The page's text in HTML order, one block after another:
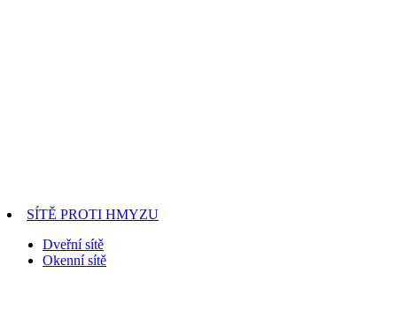
SÍTĚ PROTI HMYZU
Dveřní sítě
Okenní sítě